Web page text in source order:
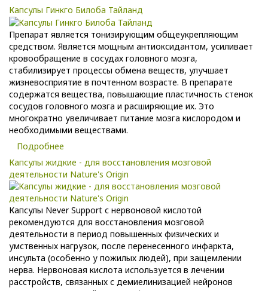
Капсулы Гинкго Билоба Тайланд
Препарат является тонизирующим общеукрепляющим
средством. Является мощным антиоксидантом, усиливает
кровообращение в сосудах головного мозга,
стабилизирует процессы обмена веществ, улучшает
жизневосприятие в почтенном возрасте. В препарате
содержатся вещества, повышающие пластичность стенок
сосудов головного мозга и расширяющие их. Это
многократно увеличивает питание мозга кислородом и
необходимыми веществами.
Подробнее
Капсулы жидкие - для восстановления мозговой
деятельности Nature's Origin
Капсулы Never Support с нервоновой кислотой
рекомендуются для восстановления мозговой
деятельности в период повышенных физических и
умственных нагрузок, после перенесенного инфаркта,
инсульта (особенно у пожилых людей), при защемлении
нерва. Нервоновая кислота используется в лечении
расстройств, связанных с демиелинизацией нейронов